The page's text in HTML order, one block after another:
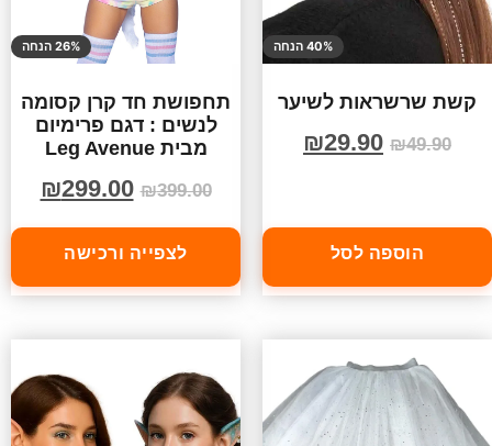
40% הנחה
קשת שרשראות לשיער
₪49.90
₪29.90
הוספה לסל
26% הנחה
תחפושת חד קרן קסומה
לנשים : דגם פרימיום
מבית Leg Avenue
₪399.00
₪299.00
לצפייה ורכישה